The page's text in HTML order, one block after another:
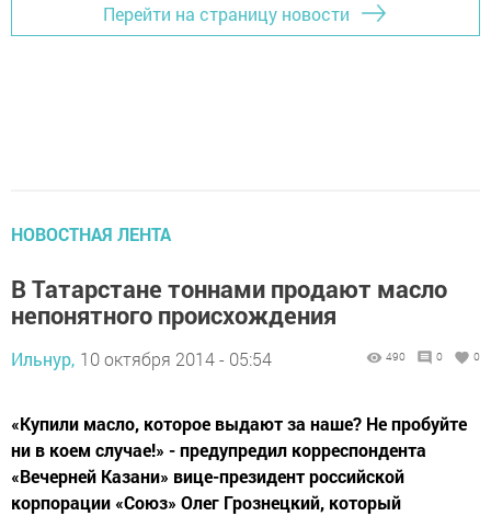
Перейти на страницу новости
НОВОСТНАЯ ЛЕНТА
В Татарстане тоннами продают масло
непонятного происхождения
Ильнур, 10 октября 2014 - 05:54 490 0 0
«Купили масло, которое выдают за наше? Не пробуйте
ни в коем случае!» - предупредил корреспондента
«Вечерней Казани» вице-президент российской
корпорации «Союз» Олег Грознецкий, который